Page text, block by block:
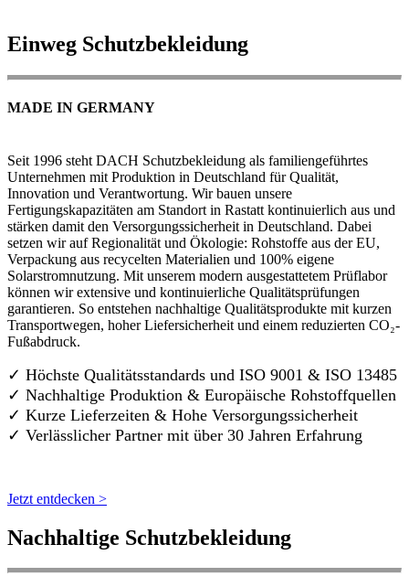
Einweg Schutzbekleidung
MADE IN GERMANY
Seit 1996 steht DACH Schutzbekleidung als familiengeführtes
Unternehmen mit Produktion in Deutschland für Qualität,
Innovation und Verantwortung. Wir bauen unsere
Fertigungskapazitäten am Standort in Rastatt kontinuierlich aus und
stärken damit den Versorgungssicherheit in Deutschland. Dabei
setzen wir auf Regionalität und Ökologie: Rohstoffe aus der EU,
Verpackung aus recycelten Materialien und 100% eigene
Solarstromnutzung. Mit unserem modern ausgestattetem Prüflabor
können wir extensive und kontinuierliche Qualitätsprüfungen
garantieren. So entstehen nachhaltige Qualitätsprodukte mit kurzen
Transportwegen, hoher Liefersicherheit und einem reduzierten CO₂-
Fußabdruck.
✓ Höchste Qualitätsstandards und ISO 9001 & ISO 13485
✓ Nachhaltige Produktion & Europäische Rohstoffquellen
✓ Kurze Lieferzeiten & Hohe Versorgungssicherheit
✓ Verlässlicher Partner mit über 30 Jahren Erfahrung
Jetzt entdecken >
Nachhaltige Schutzbekleidung